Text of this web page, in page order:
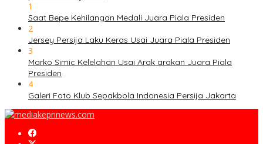
1
Saat Bepe Kehilangan Medali Juara Piala Presiden
2
Jersey Persija Laku Keras Usai Juara Piala Presiden
3
Marko Simic Kelelahan Usai Arak arakan Juara Piala
Presiden
4
Galeri Foto Klub Sepakbola Indonesia Persija Jakarta